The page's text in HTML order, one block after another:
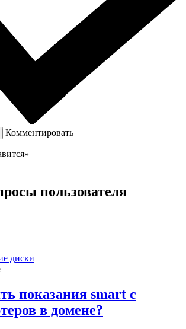
Комментировать
пользователя
диски
показания smart с
в домене?